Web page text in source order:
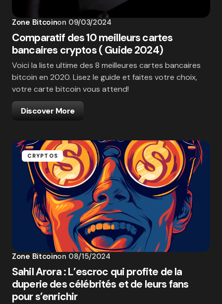
Zone Bitcoinon 09/03/2024
Comparatif des 10 meilleurs cartes
bancaires cryptos ( Guide 2024)
Voici la liste ultime des 8 meilleures cartes bancaires
bitcoin en 2020. Lisez le guide et faites votre choix,
votre carte bitcoin vous attend!
Discover More
CRYPTOS
Zone Bitcoinon 08/15/2024
Sahil Arora : L’escroc qui profite de la
duperie des célébrités et de leurs fans
pour s’enrichir